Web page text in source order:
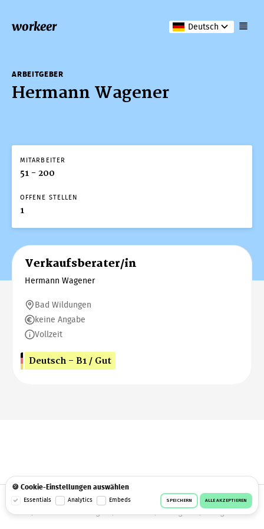
workeer Deutsch
ARBEITGEBER
Hermann Wagener
MITARBEITER
51 - 200
OFFENE STELLEN
1
Verkaufsberater/in
Hermann Wagener
Bad Wildungen
keine Angabe
Vollzeit
Deutsch - B1 / Gut
© 2026 Workeer Datenschutz AGB
Impressum
Cookie-Einstellungen
Facebook Instagram Telegram
🍪 Cookie-Einstellungen auswählen
Essentials Analytics Embeds SPEICHERN ALLE AKZEPTIEREN